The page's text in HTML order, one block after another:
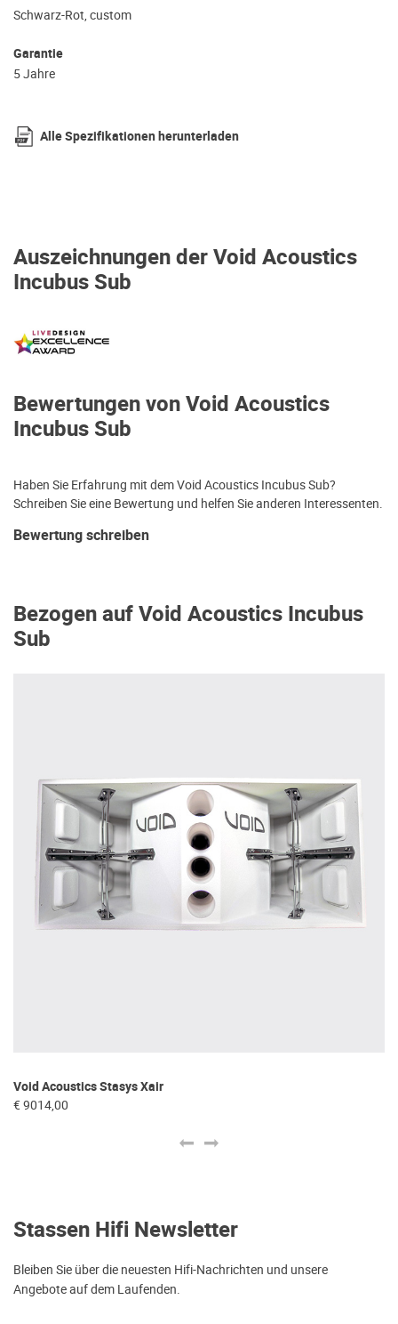
Schwarz-Rot, custom
Garantie
5 Jahre
Alle Spezifikationen herunterladen
Auszeichnungen der Void Acoustics
Incubus Sub
Bewertungen von Void Acoustics
Incubus Sub
Haben Sie Erfahrung mit dem Void Acoustics Incubus Sub?
Schreiben Sie eine Bewertung und helfen Sie anderen Interessenten.
Bewertung schreiben
Bezogen auf Void Acoustics Incubus
Sub
Void Acoustics Stasys Xair
€ 9014,00
Stassen Hifi Newsletter
Bleiben Sie über die neuesten Hifi-Nachrichten und unsere
Angebote auf dem Laufenden.